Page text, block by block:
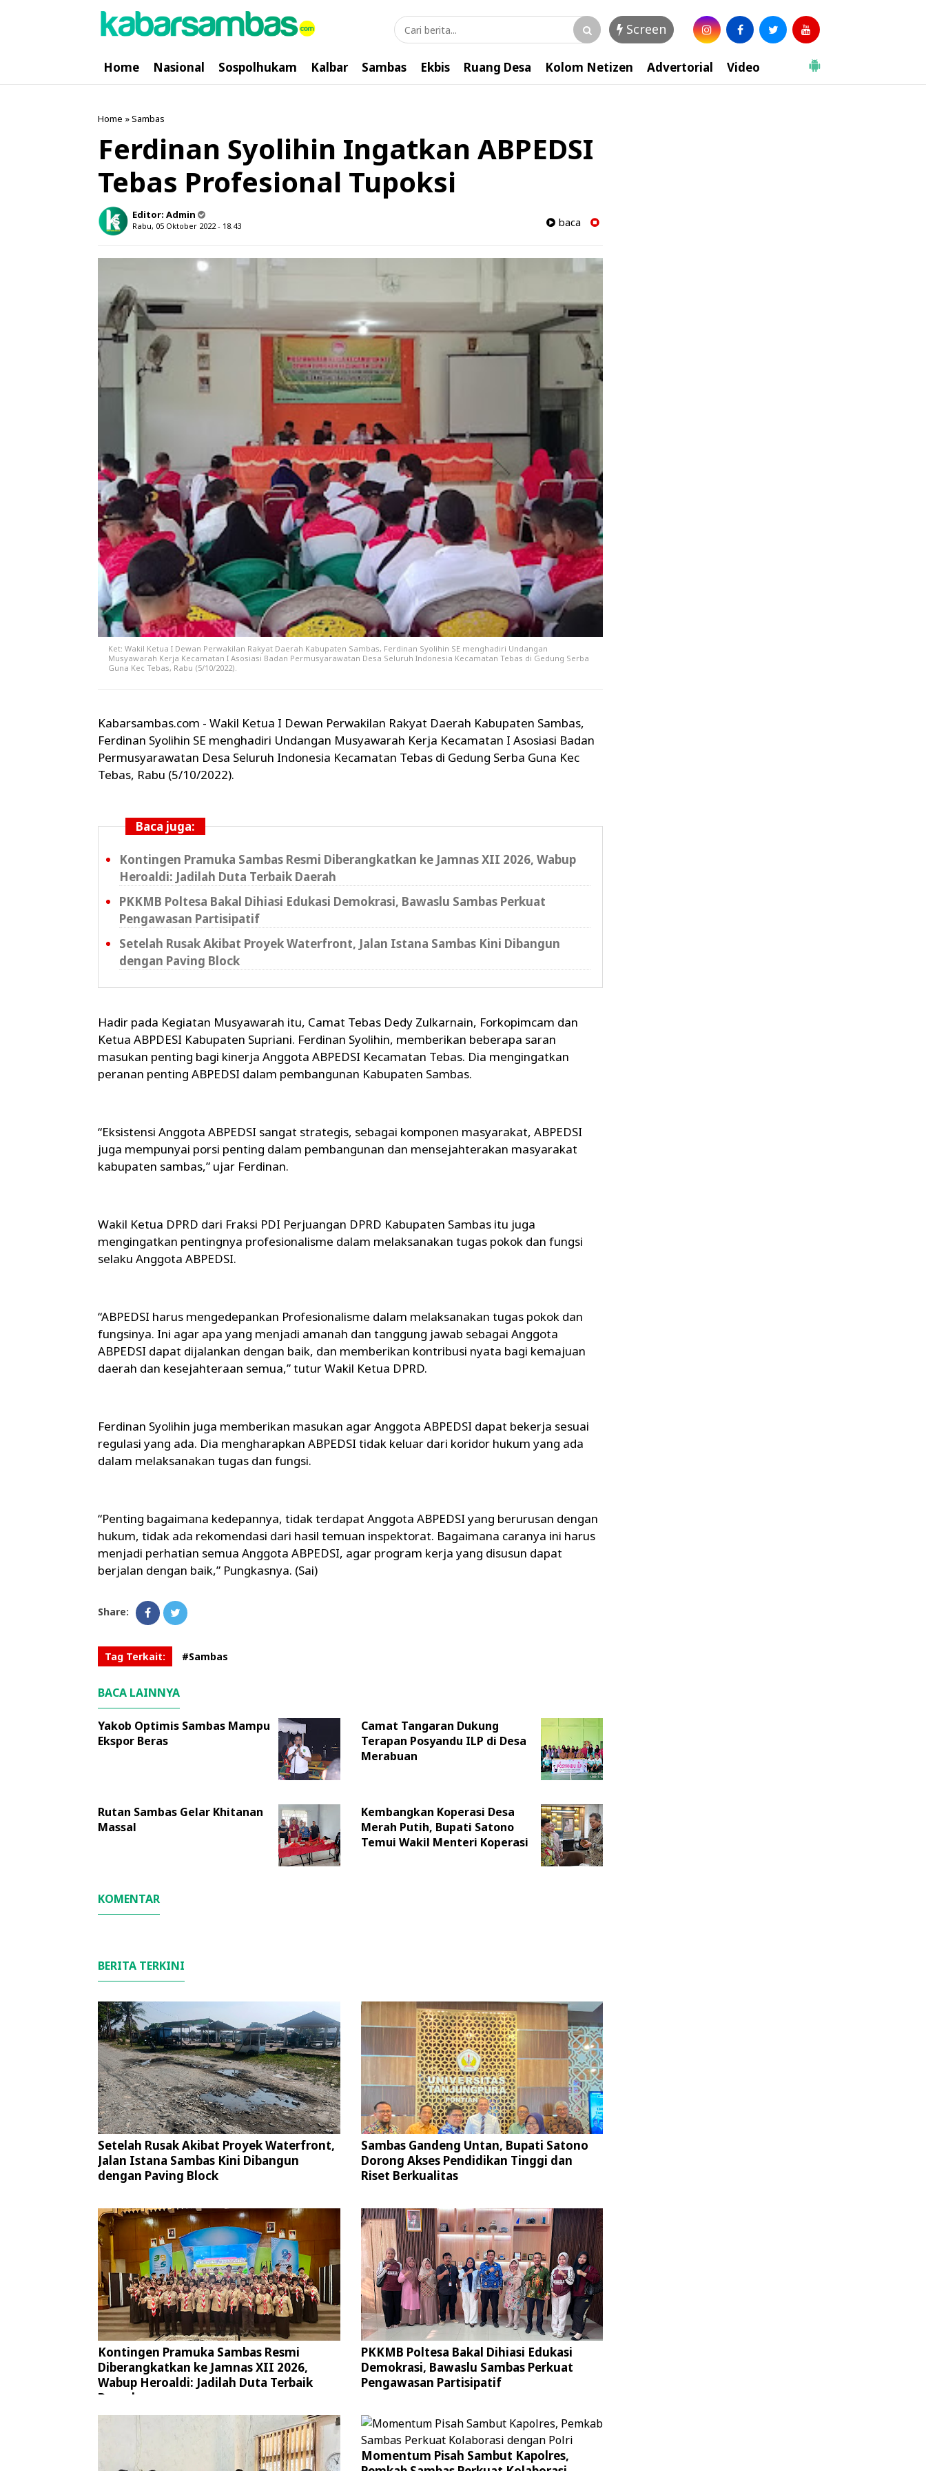
Screen
Home Nasional Sospolhukam Kalbar Sambas Ekbis Ruang Desa Kolom Netizen Advertorial Video
Home »Sambas
Ferdinan Syolihin Ingatkan ABPEDSI
Tebas Profesional Tupoksi
Editor: Admin
Rabu, 05 Oktober 2022 - 18.43 baca
Ket: Wakil Ketua I Dewan Perwakilan Rakyat Daerah Kabupaten Sambas, Ferdinan Syolihin SE menghadiri Undangan
Musyawarah Kerja Kecamatan I Asosiasi Badan Permusyarawatan Desa Seluruh Indonesia Kecamatan Tebas di Gedung Serba
Guna Kec Tebas, Rabu (5/10/2022).
Kabarsambas.com - Wakil Ketua I Dewan Perwakilan Rakyat Daerah Kabupaten Sambas,
Ferdinan Syolihin SE menghadiri Undangan Musyawarah Kerja Kecamatan I Asosiasi Badan
Permusyarawatan Desa Seluruh Indonesia Kecamatan Tebas di Gedung Serba Guna Kec
Tebas, Rabu (5/10/2022).
Baca juga:
Kontingen Pramuka Sambas Resmi Diberangkatkan ke Jamnas XII 2026, Wabup
Heroaldi: Jadilah Duta Terbaik Daerah
PKKMB Poltesa Bakal Dihiasi Edukasi Demokrasi, Bawaslu Sambas Perkuat
Pengawasan Partisipatif
Setelah Rusak Akibat Proyek Waterfront, Jalan Istana Sambas Kini Dibangun
dengan Paving Block
Hadir pada Kegiatan Musyawarah itu, Camat Tebas Dedy Zulkarnain, Forkopimcam dan
Ketua ABPDESI Kabupaten Supriani. Ferdinan Syolihin, memberikan beberapa saran
masukan penting bagi kinerja Anggota ABPEDSI Kecamatan Tebas. Dia mengingatkan
peranan penting ABPEDSI dalam pembangunan Kabupaten Sambas.
“Eksistensi Anggota ABPEDSI sangat strategis, sebagai komponen masyarakat, ABPEDSI
juga mempunyai porsi penting dalam pembangunan dan mensejahterakan masyarakat
kabupaten sambas,” ujar Ferdinan.
Wakil Ketua DPRD dari Fraksi PDI Perjuangan DPRD Kabupaten Sambas itu juga
mengingatkan pentingnya profesionalisme dalam melaksanakan tugas pokok dan fungsi
selaku Anggota ABPEDSI.
“ABPEDSI harus mengedepankan Profesionalisme dalam melaksanakan tugas pokok dan
fungsinya. Ini agar apa yang menjadi amanah dan tanggung jawab sebagai Anggota
ABPEDSI dapat dijalankan dengan baik, dan memberikan kontribusi nyata bagi kemajuan
daerah dan kesejahteraan semua,” tutur Wakil Ketua DPRD.
Ferdinan Syolihin juga memberikan masukan agar Anggota ABPEDSI dapat bekerja sesuai
regulasi yang ada. Dia mengharapkan ABPEDSI tidak keluar dari koridor hukum yang ada
dalam melaksanakan tugas dan fungsi.
“Penting bagaimana kedepannya, tidak terdapat Anggota ABPEDSI yang berurusan dengan
hukum, tidak ada rekomendasi dari hasil temuan inspektorat. Bagaimana caranya ini harus
menjadi perhatian semua Anggota ABPEDSI, agar program kerja yang disusun dapat
berjalan dengan baik,” Pungkasnya. (Sai)
Share:
Tag Terkait: #Sambas
BACA LAINNYA
Yakob Optimis Sambas Mampu
Ekspor Beras
Camat Tangaran Dukung
Terapan Posyandu ILP di Desa
Merabuan
Rutan Sambas Gelar Khitanan
Massal
Kembangkan Koperasi Desa
Merah Putih, Bupati Satono
Temui Wakil Menteri Koperasi
KOMENTAR
BERITA TERKINI
Setelah Rusak Akibat Proyek Waterfront,
Jalan Istana Sambas Kini Dibangun
dengan Paving Block
Sambas Gandeng Untan, Bupati Satono
Dorong Akses Pendidikan Tinggi dan
Riset Berkualitas
Kontingen Pramuka Sambas Resmi
Diberangkatkan ke Jamnas XII 2026,
Wabup Heroaldi: Jadilah Duta Terbaik
Daerah
PKKMB Poltesa Bakal Dihiasi Edukasi
Demokrasi, Bawaslu Sambas Perkuat
Pengawasan Partisipatif
Momentum Pisah Sambut Kapolres,